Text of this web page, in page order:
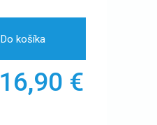
Do košíka
16,90 €